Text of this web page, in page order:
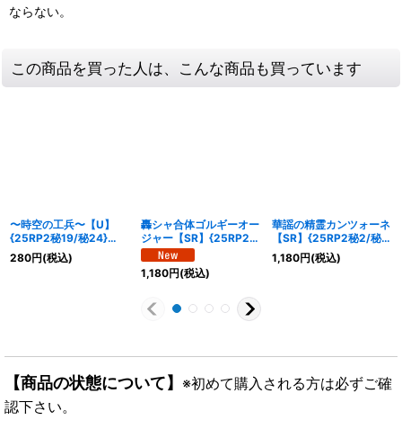
ならない。
この商品を買った人は、こんな商品も買っています
〜時空の工兵〜【U】
{25RP2秘19/秘24}
《水》
280円(税込)
轟シャ合体ゴルギーオー
ジャー【SR】{25RP2秘
8/秘24}《多》
1,180円(税込)
華謡の精霊カンツォーネ
【SR】{25RP2秘2/秘
24}《光》
1,180円(税込)
【商品の状態について】 ※初めて購入される方は必ずご確
認下さい。